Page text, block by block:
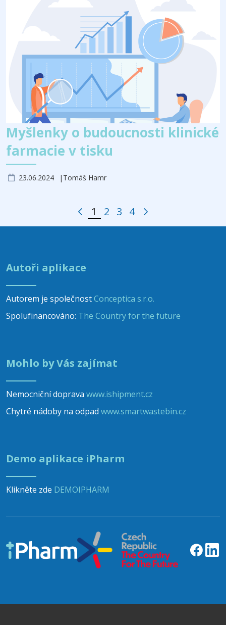
Myšlenky o budoucnosti klinické
farmacie v tisku
23.06.2024 Tomáš Hamr
Vorherige Seite
Seite
1 Seite
2 Seite
3 Seite
4 Folgende Seite
Autoři aplikace
Autorem je společnostConceptica s.r.o.
Spolufinancováno: The Country for the future
Mohlo by Vás zajímat
Nemocniční doprava www.ishipment.cz
Chytré nádoby na odpad www.smartwastebin.cz
Demo aplikace iPharm
Klikněte zde DEMOIPHARM